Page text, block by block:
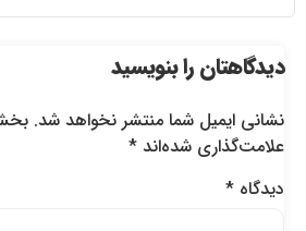
دیدگاهتان را بنویسید
نشانی ایمیل شما منتشر نخواهد شد.
علامت‌گذاری شده‌اند*
دیدگاه*